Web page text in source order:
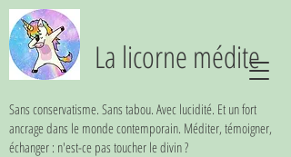
La licorne médite
Sans conservatisme. Sans tabou. Avec lucidité. Et un fort
ancrage dans le monde contemporain. Méditer, témoigner,
échanger : n'est-ce pas toucher le divin ?